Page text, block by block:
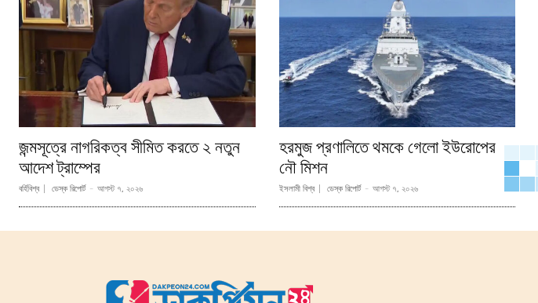
জন্মসূত্রে নাগরিকত্ব সীমিত করতে ২ নতুন
আদেশ ট্রাম্পের
বর্হিবিশ্ব ডেস্ক রিপোর্ট - আগস্ট ৭, ২০২৬
হরমুজ প্রণালিতে থমকে গেলো ইউরোপের
নৌ মিশন
ইসলামী বিশ্ব ডেস্ক রিপোর্ট - আগস্ট ৭, ২০২৬